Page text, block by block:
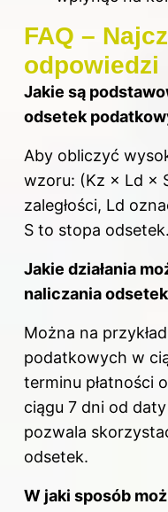
FAQ –
odpowiedzi
Jakie są
odsetek
Aby obliczyć
wzoru: (Kz × Ld ×
zaległości, Ld
S to stopa odsetek.
Jakie działania
naliczania
Można na
podatkowych w
terminu płatności
ciągu 7 dni od
pozwala
odsetek.
W jaki sposób